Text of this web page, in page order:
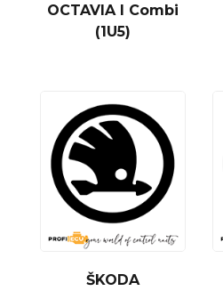
OCTAVIA I Combi
(1U5)
ŠKODA